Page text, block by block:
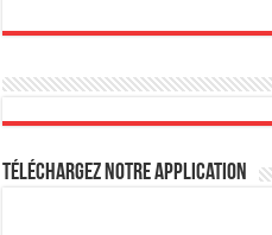
Téléchargez notre Application